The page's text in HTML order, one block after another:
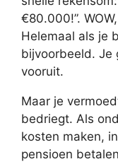
€80.000!”.
Helemaal als je
bijvoorbeeld.
vooruit.
Maar je
bedriegt. Als
kosten maken,
pensioen